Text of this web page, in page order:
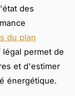
des
du plan
permet de
et d'estimer
énergétique.